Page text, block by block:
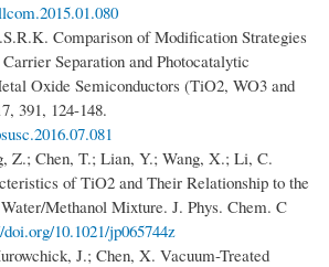
Comparison of Modification Strategies
Separation and Photocatalytic
Oxide Semiconductors (TiO2, WO3 and
391, 124-148.
Z.; Chen, T.; Lian, Y.; Wang, X.; Li, C.
of TiO2 and Their Relationship to the
Methanol Mixture. J. Phys. Chem. C
10.1021/jp065744z
J.; Chen, X. Vacuum-Treated